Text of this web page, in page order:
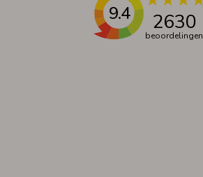
9.4 2630
beoordelingen